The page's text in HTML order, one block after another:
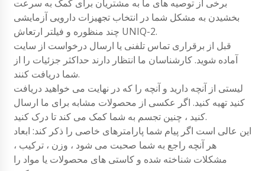
برخی از توصیه های ما به مشتریان برای کمک به سرعت
بخشیدن به مشکل شما در انتخاب تجهیزات دارویی آزمایشی
چند منظوره و فیلتر ارتعاش UNIQ-2.
قبل از برقراری تماس تلفنی یا ارسال درخواست از سایت
آماده شوید. کارشناسان ما انتظار دارند حداکثر جزئیات را از
شما دریافت کنند.
لیستی از آنچه دارید و آنچه را که در نهایت می خواهید دریافت
کنید تهیه کنید. اگر عکسی از محصولات مشابه برای ما ارسال
کنید ، چنین تجسم به شما کمک می کند تا درک کنید.
این عالی است اگر پیام شما پارامترهای خاصی را ذکر کند: ابعاد
هر آنچه راجع به شما صحبت می شود ، وزن ، ترکیب ،
مشکلات شناخته شده و کاستی های محصولات یا مواد را